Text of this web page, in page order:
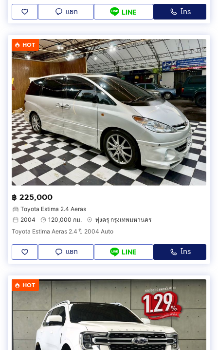
แชท LINE โทร
HOT
฿ 225,000
Toyota Estima 2.4 Aeras
2004
120,000 กม.
ทุ่งครุ กรุงเทพมหานคร
Toyota Estima Aeras 2.4 ปี 2004 Auto
แชท LINE โทร
HOT